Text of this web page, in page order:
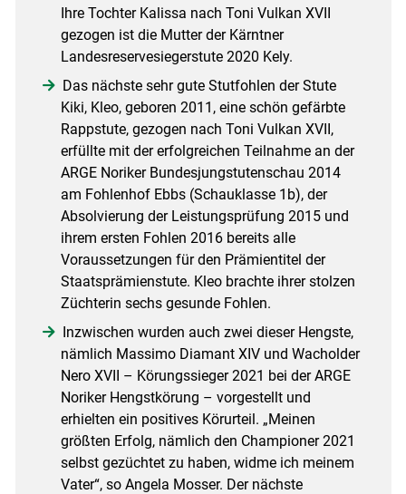
Ihre Tochter Kalissa nach Toni Vulkan XVII
gezogen ist die Mutter der Kärntner
Landesreservesiegerstute 2020 Kely.
Das nächste sehr gute Stutfohlen der Stute
Kiki, Kleo, geboren 2011, eine schön gefärbte
Rappstute, gezogen nach Toni Vulkan XVII,
erfüllte mit der erfolgreichen Teilnahme an der
ARGE Noriker Bundesjungstutenschau 2014
am Fohlenhof Ebbs (Schauklasse 1b), der
Absolvierung der Leistungsprüfung 2015 und
ihrem ersten Fohlen 2016 bereits alle
Voraussetzungen für den Prämientitel der
Staatsprämienstute. Kleo brachte ihrer stolzen
Züchterin sechs gesunde Fohlen.
Inzwischen wurden auch zwei dieser Hengste,
nämlich Massimo Diamant XIV und Wacholder
Nero XVII – Körungssieger 2021 bei der ARGE
Noriker Hengstkörung – vorgestellt und
erhielten ein positives Körurteil. „Meinen
größten Erfolg, nämlich den Championer 2021
selbst gezüchtet zu haben, widme ich meinem
Vater“, so Angela Mosser. Der nächste